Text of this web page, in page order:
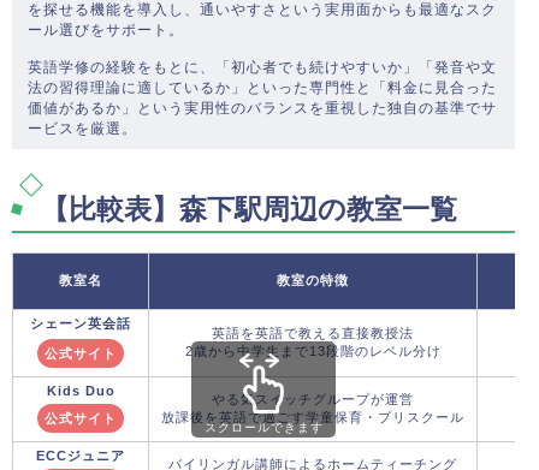
を探せる機能を導入し、通いやすさという実用面からも最適なスク
ール選びをサポート。
英語学修の経験をもとに、「初心者でも続けやすいか」「発音や文
法の習得理論に適しているか」といった専門性と「料金に見合った
価値があるか」という実用性のバランスを重視した独自の基準でサ
ービスを厳選。
【比較表】森下駅周辺の教室一覧
教室名 教室の特徴
シェーン英会話
公式サイト
英語を英語で教える直接教授法
2歳から中学生まで13段階のレベル分け
Kids Duo
公式サイト
やる気スイッチグループが運営
放課後を英語で過ごす学童保育・プリスクール
ECCジュニア
バイリンガル講師によるホームティーチング
スクロールできます